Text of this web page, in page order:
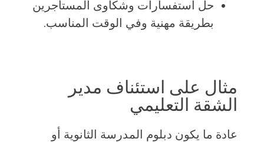
حل استفسارات وشكاوى المستأجرين
بطريقة مهنية وفي الوقت المناسب.
مثال على استئناف مدير
الشقة التعليمي
عادة ما يكون دبلوم المدرسة الثانوية أو